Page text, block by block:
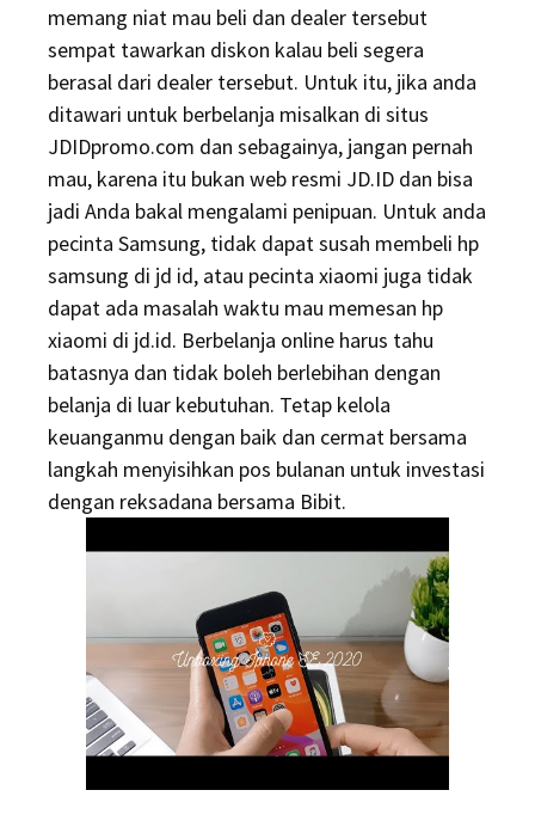
memang niat mau beli dan dealer tersebut
sempat tawarkan diskon kalau beli segera
berasal dari dealer tersebut. Untuk itu, jika anda
ditawari untuk berbelanja misalkan di situs
JDIDpromo.com dan sebagainya, jangan pernah
mau, karena itu bukan web resmi JD.ID dan bisa
jadi Anda bakal mengalami penipuan. Untuk anda
pecinta Samsung, tidak dapat susah membeli hp
samsung di jd id, atau pecinta xiaomi juga tidak
dapat ada masalah waktu mau memesan hp
xiaomi di jd.id. Berbelanja online harus tahu
batasnya dan tidak boleh berlebihan dengan
belanja di luar kebutuhan. Tetap kelola
keuanganmu dengan baik dan cermat bersama
langkah menyisihkan pos bulanan untuk investasi
dengan reksadana bersama Bibit.